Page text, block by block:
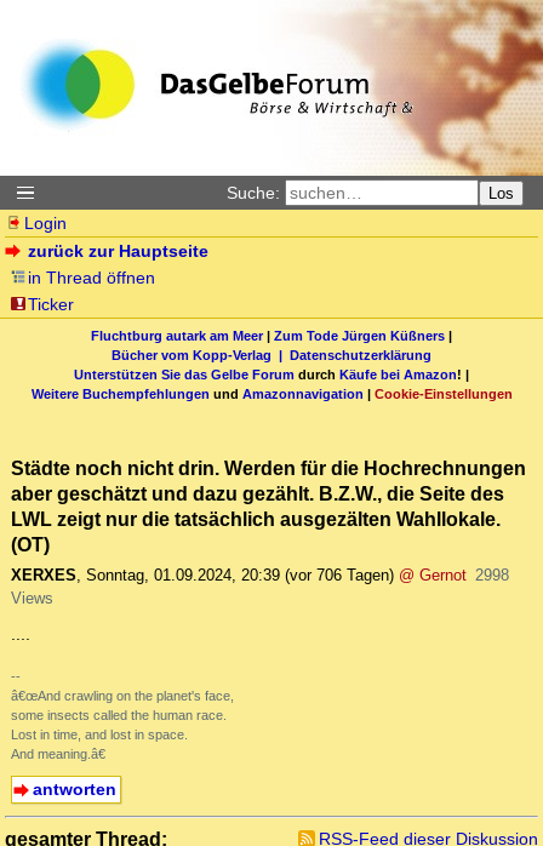
Suche: Los
Login
zurück zur Hauptseite
in Thread öffnen
Ticker
Fluchtburg autark am Meer| Zum Tode Jürgen Küßners |
Bücher vom Kopp-Verlag | Datenschutzerklärung
Unterstützen Sie das Gelbe Forum durch Käufe bei Amazon! |
Weitere Buchempfehlungen und Amazonnavigation | Cookie-Einstellungen
Städte noch nicht drin. Werden für die Hochrechnungen
aber geschätzt und dazu gezählt. B.Z.W., die Seite des
LWL zeigt nur die tatsächlich ausgezälten Wahllokale.
(OT)
XERXES, Sonntag, 01.09.2024, 20:39 (vor 706 Tagen) @ Gernot 2998
Views
....
--
â€œAnd crawling on the planet's face,
some insects called the human race.
Lost in time, and lost in space.
And meaning.â€
antworten
gesamter Thread:
RSS-Feed dieser Diskussion